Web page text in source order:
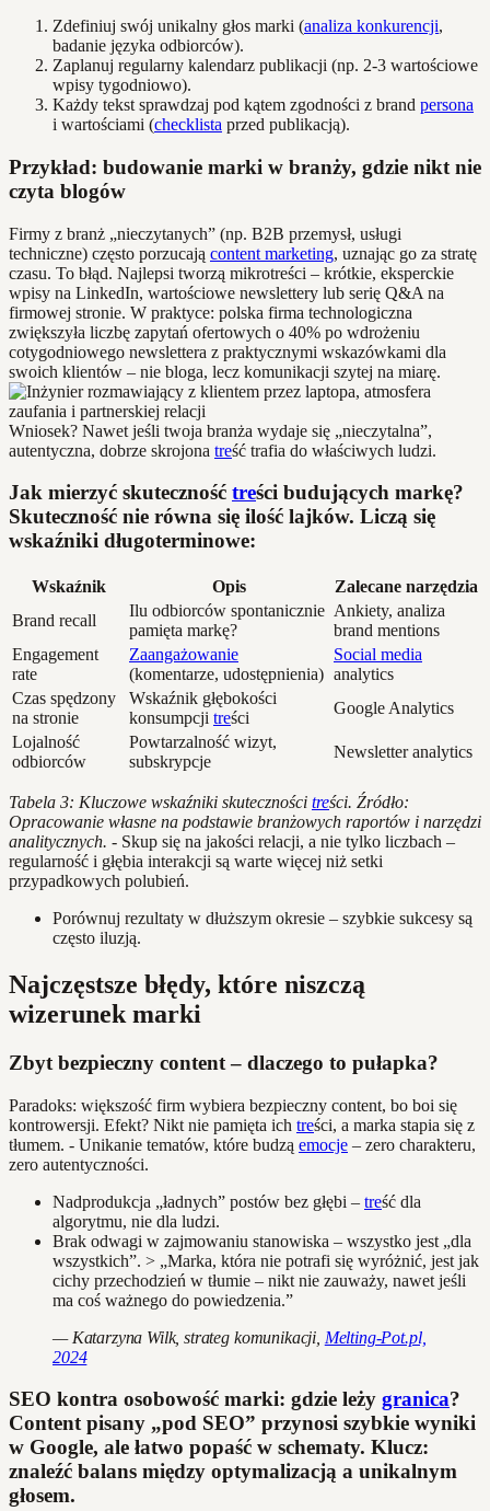
Zdefiniuj swój unikalny głos marki (analiza konkurencji,
badanie języka odbiorców).
Zaplanuj regularny kalendarz publikacji (np. 2-3 wartościowe
wpisy tygodniowo).
Każdy tekst sprawdzaj pod kątem zgodności z brand persona
i wartościami (checklista przed publikacją).
Przykład: budowanie marki w branży, gdzie nikt nie
czyta blogów
Firmy z branż „nieczytanych” (np. B2B przemysł, usługi
techniczne) często porzucają content marketing, uznając go za stratę
czasu. To błąd. Najlepsi tworzą mikrotreści – krótkie, eksperckie
wpisy na LinkedIn, wartościowe newslettery lub serię Q&A na
firmowej stronie. W praktyce: polska firma technologiczna
zwiększyła liczbę zapytań ofertowych o 40% po wdrożeniu
cotygodniowego newslettera z praktycznymi wskazówkami dla
swoich klientów – nie bloga, lecz komunikacji szytej na miarę.
Wniosek? Nawet jeśli twoja branża wydaje się „nieczytalna”,
autentyczna, dobrze skrojona treść trafia do właściwych ludzi.
Jak mierzyć skuteczność treści budujących markę?
Skuteczność nie równa się ilość lajków. Liczą się
wskaźniki długoterminowe:
Wskaźnik Opis
Zalecane narzędzia
Brand recall
Ilu odbiorców spontanicznie
pamięta markę?
Ankiety, analiza
brand mentions
Engagement
rate
Zaangażowanie
(komentarze, udostępnienia)
Social media
analytics
Czas spędzony
na stronie
Wskaźnik głębokości
konsumpcji treści
Google Analytics
Lojalność
odbiorców
Powtarzalność wizyt,
subskrypcje
Newsletter analytics
Tabela 3: Kluczowe wskaźniki skuteczności treści. Źródło:
Opracowanie własne na podstawie branżowych raportów i narzędzi
analitycznych. - Skup się na jakości relacji, a nie tylko liczbach –
regularność i głębia interakcji są warte więcej niż setki
przypadkowych polubień.
Porównuj rezultaty w dłuższym okresie – szybkie sukcesy są
często iluzją.
Najczęstsze błędy, które niszczą
wizerunek marki
Zbyt bezpieczny content – dlaczego to pułapka?
Paradoks: większość firm wybiera bezpieczny content, bo boi się
kontrowersji. Efekt? Nikt nie pamięta ich treści, a marka stapia się z
tłumem. - Unikanie tematów, które budzą emocje – zero charakteru,
zero autentyczności.
Nadprodukcja „ładnych” postów bez głębi – treść dla
algorytmu, nie dla ludzi.
Brak odwagi w zajmowaniu stanowiska – wszystko jest „dla
wszystkich”. > „Marka, która nie potrafi się wyróżnić, jest jak
cichy przechodzień w tłumie – nikt nie zauważy, nawet jeśli
ma coś ważnego do powiedzenia.”
— Katarzyna Wilk, strateg komunikacji, Melting-Pot.pl,
2024
SEO kontra osobowość marki: gdzie leży granica?
Content pisany „pod SEO” przynosi szybkie wyniki
w Google, ale łatwo popaść w schematy. Klucz:
znaleźć balans między optymalizacją a unikalnym
głosem.